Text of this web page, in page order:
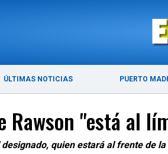
ÚLTIMAS NOTICIAS PUERTO
Rawson "está al
quien estará al frente de